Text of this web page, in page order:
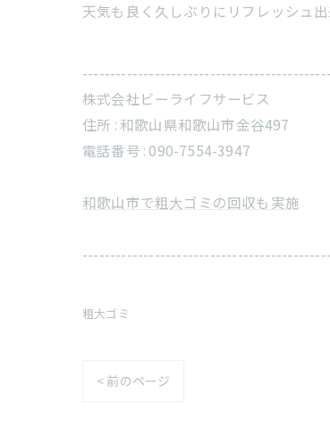
天気も良く久しぶりにリフレッシュ出
株式会社ビーライフサービス
住所 : 和歌山県和歌山市金谷497
電話番号 : 090-7554-3947
和歌山市で粗大ゴミの回収も実施
粗大ゴミ
< 前のページ